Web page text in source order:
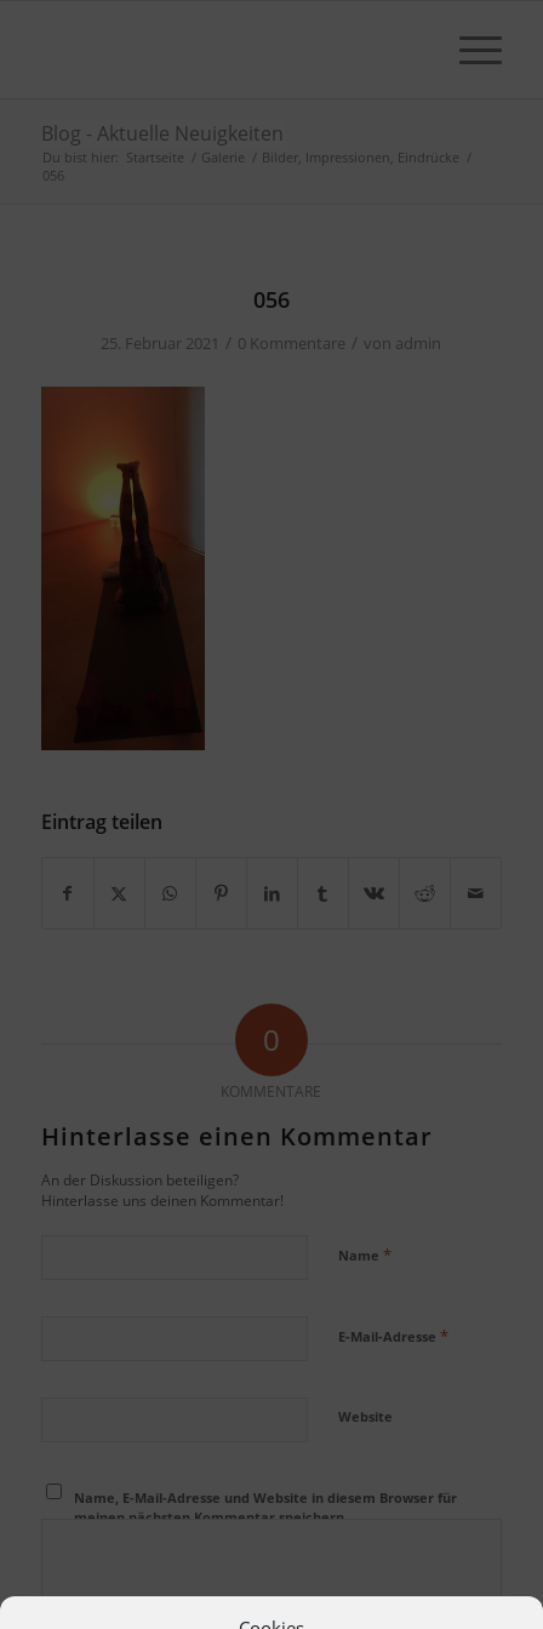
Blog - Aktuelle Neuigkeiten
Du bist hier: Startseite / Galerie / Bilder, Impressionen, Eindrücke /
056
056
25. Februar 2021 / 0 Kommentare / von admin
Eintrag teilen
0
KOMMENTARE
Hinterlasse einen Kommentar
An der Diskussion beteiligen?
Hinterlasse uns deinen Kommentar!
Name *
E-Mail-Adresse *
Website
Name, E-Mail-Adresse und Website in diesem Browser für
meinen nächsten Kommentar speichern.